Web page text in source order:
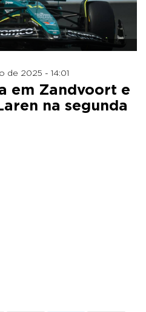
de 2025 - 14:01
em Zandvoort e
na segunda